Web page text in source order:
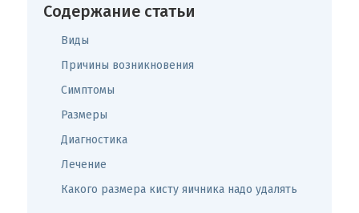
Содержание статьи
Виды
Причины возникновения
Симптомы
Размеры
Диагностика
Лечение
Какого размера кисту яичника надо удалять